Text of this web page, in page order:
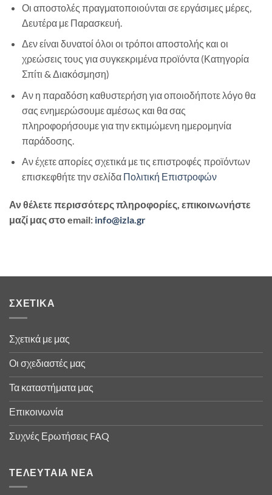
Οι αποστολές πραγματοποιούνται σε εργάσιμες μέρες,
Δευτέρα με Παρασκευή.
Δεν είναι δυνατοί όλοι οι τρόποι αποστολής και οι
χρεώσεις τους για συγκεκριμένα προϊόντα (Κατηγορία
Σπίτι & Διακόσμηση)
Αν η παραδόση καθυστερήση για οποιοδήποτε λόγο θα
σας ενημερώσουμε αμέσως και θα σας
πληροφορήσουμε για την εκτιμώμενη ημερομηνία
παράδοσης.
Αν έχετε απορίες σχετικά με τις επιστροφές προϊόντων
επισκεφθήτε την σελίδα Πολιτική Επιστροφών
Αν θέλετε περισσότερς πληροφορίες, επικοινωνήστε
μαζί μας στο email: info@izla.gr
ΣΧΕΤΙΚΆ
Σχετικά με μας
Οι σχεδιαστές μας
Τα καταστήματα μας
Επικοινωνία
Συχνές Ερωτήσεις FAQ
ΤΕΛΕΥΤΑΊΑ ΝΈΑ